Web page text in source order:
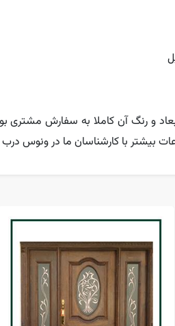
و رنگ آن کاملا به سفارش
بیشتر با کارشناسان ما در ونوس